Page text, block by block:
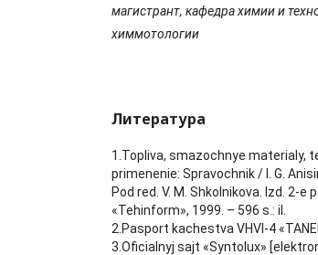
магистрант, кафедра химии и
химмотологии
Литература
1.Topliva, smazochnye materialy,
primenenie: Spravochnik / I. G.
Pod red. V. M. Shkolnikova. Izd. 2-
«Tehinform», 1999. – 596 s.: il.
2.Pasport kachestva VHVI-4
3.Oficialnyj sajt «Syntolux»